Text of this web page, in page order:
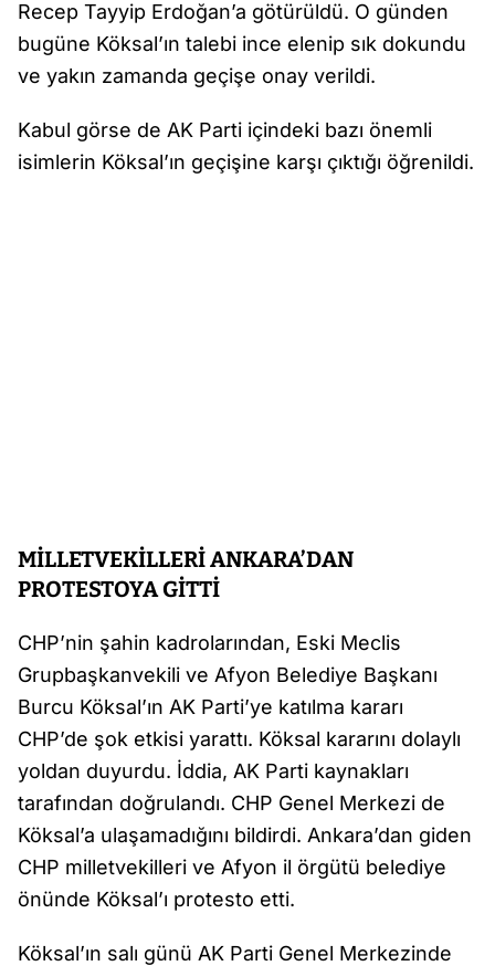
Recep Tayyip Erdoğan’a götürüldü. O günden
bugüne Köksal’ın talebi ince elenip sık dokundu
ve yakın zamanda geçişe onay verildi.
Kabul görse de AK Parti içindeki bazı önemli
isimlerin Köksal’ın geçişine karşı çıktığı öğrenildi.
MİLLETVEKİLLERİ ANKARA’DAN
PROTESTOYA GİTTİ
CHP’nin şahin kadrolarından, Eski Meclis
Grupbaşkanvekili ve Afyon Belediye Başkanı
Burcu Köksal’ın AK Parti’ye katılma kararı
CHP’de şok etkisi yarattı. Köksal kararını dolaylı
yoldan duyurdu. İddia, AK Parti kaynakları
tarafından doğrulandı. CHP Genel Merkezi de
Köksal’a ulaşamadığını bildirdi. Ankara’dan giden
CHP milletvekilleri ve Afyon il örgütü belediye
önünde Köksal’ı protesto etti.
Köksal’ın salı günü AK Parti Genel Merkezinde